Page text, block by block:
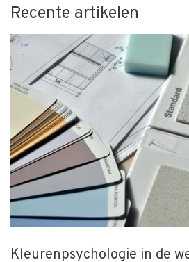
Recente artikelen
Kleurenpsychologie in de